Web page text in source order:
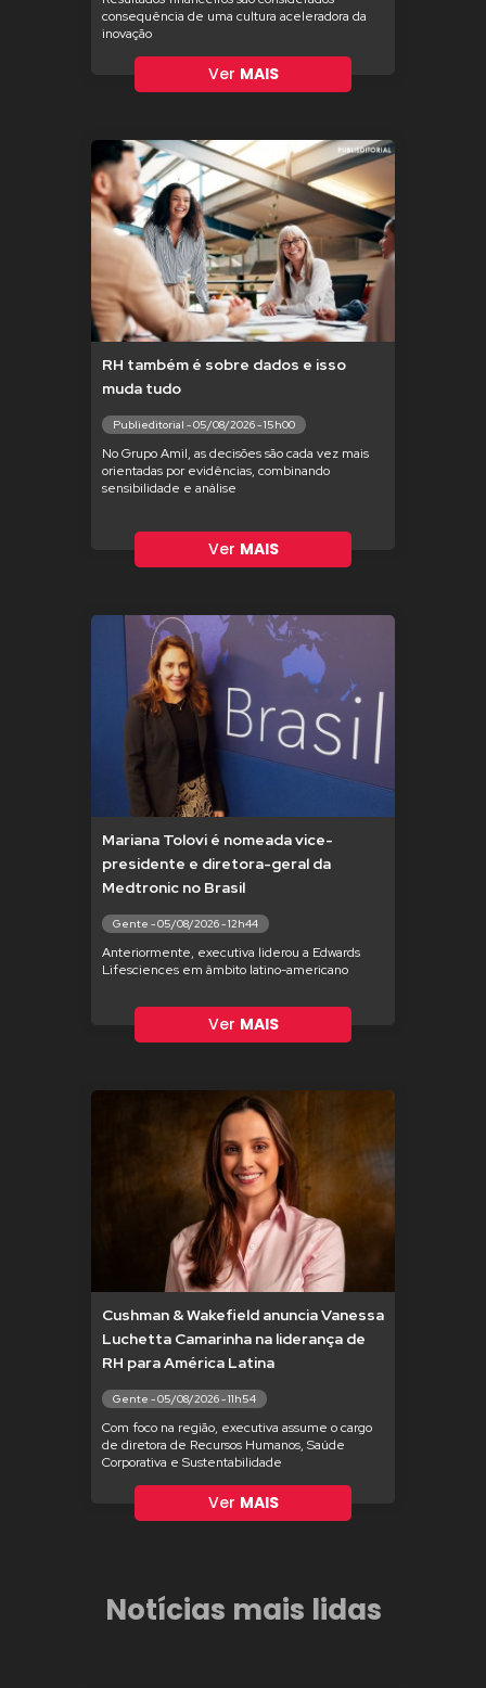
consequência de uma cultura aceleradora da
inovação
Ver MAIS
RH também é sobre dados e isso
muda tudo
Publieditorial - 05/08/2026 - 15h00
No Grupo Amil, as decisões são cada vez mais
orientadas por evidências, combinando
sensibilidade e análise
Ver MAIS
Mariana Tolovi é nomeada vice-
presidente e diretora-geral da
Medtronic no Brasil
Gente - 05/08/2026 - 12h44
Anteriormente, executiva liderou a Edwards
Lifesciences em âmbito latino-americano
Ver MAIS
Cushman & Wakefield anuncia Vanessa
Luchetta Camarinha na liderança de
RH para América Latina
Gente - 05/08/2026 - 11h54
Com foco na região, executiva assume o cargo
de diretora de Recursos Humanos, Saúde
Corporativa e Sustentabilidade
Ver MAIS
Notícias mais lidas